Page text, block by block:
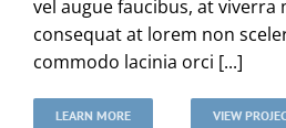
vel augue faucibus, at
consequat at lorem non
commodo lacinia orci [...]
LEARN MORE VIEW